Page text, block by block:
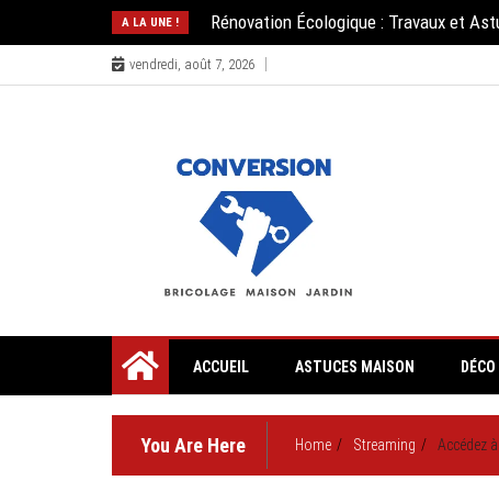
A LA UNE ! Rénovation Écologique : Travaux et
vendredi, août 7, 2026
ACCUEIL ASTUCES MAISON DÉCO
You Are Here Home Streaming Accédez